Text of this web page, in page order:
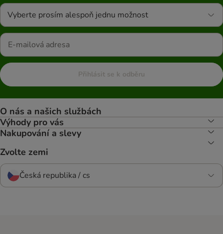
Vyberte prosím alespoň jednu možnost
Přihlásit se k odběru
O nás a našich službách
Výhody pro vás
Nakupování a slevy
Zvolte zemi
Česká republika / cs